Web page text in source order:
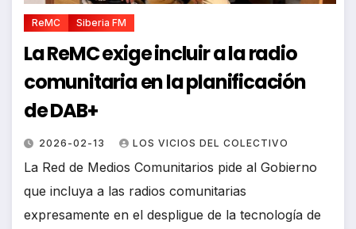
ReMC Siberia FM
La ReMC exige incluir a la radio
comunitaria en la planificación
de DAB+
2026-02-13 LOS VICIOS DEL COLECTIVO
La Red de Medios Comunitarios pide al Gobierno
que incluya a las radios comunitarias
expresamente en el despligue de la tecnología de